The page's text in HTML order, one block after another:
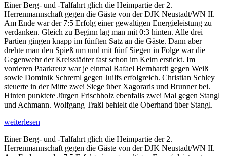
Einer Berg- und -Talfahrt glich die Heimpartie der 2.
Herrenmannschaft gegen die Gäste von der DJK Neustadt/WN II.
Am Ende war der 7:5 Erfolg einer gewaltigen Energieleistung zu
verdanken. Gleich zu Beginn lag man mit 0:3 hinten. Alle drei
Partien gingen knapp im fünften Satz an die Gäste. Dann aber
drehte man den Spieß um und mit fünf Siegen in Folge war die
Gegenwehr der Kreisstädter fast schon im Keim erstickt. Im
vorderen Paarkreuz war je einmal Rafael Bernhardt gegen Weiß
sowie Dominik Schreml gegen Juilfs erfolgreich. Christian Schley
steuerte in der Mitte zwei Siege über Xagoraris und Brunner bei.
Hinten punktete Jürgen Frischholz ebenfalls zwei Mal gegen Stangl
und Achmann. Wolfgang Traßl behielt die Oberhand über Stangl.
weiterlesen
Einer Berg- und -Talfahrt glich die Heimpartie der 2.
Herrenmannschaft gegen die Gäste von der DJK Neustadt/WN II.